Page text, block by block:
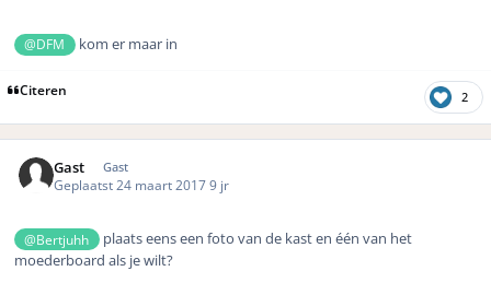
@DFM kom er maar in
Citeren 2
Gast Gast
Geplaatst 24 maart 20179 jr
@Bertjuhh
plaats eens een foto van de kast en één van het
moederboard als je wilt?